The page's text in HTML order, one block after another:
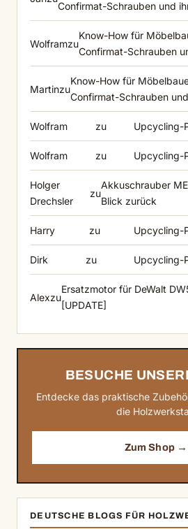
Confirmat-Schrauben und
Wolframzu
Know-How für
Confirmat-Schrauben
Martinzu
Know-How für
Confirmat-Schrauben
Wolfram zu Upcycling-
Wolfram zu Upcycling-
Holger
Drechsler
zu
Akkuschrauber
Blick zurück
Harry zu Upcycling-
Dirk zu Upcycling-
Alexzu
Ersatzmotor für DeWalt
[UPDATE]
BESUCHE
Entdecke das praktische
die
Zum Shop →
DEUTSCHE BLOGS FÜR